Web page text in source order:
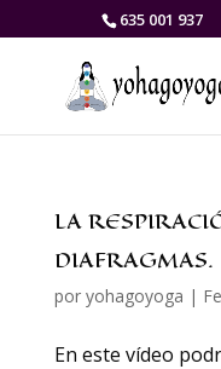
635 001 937
LA
DIAFRAGMAS.
por yohagoyoga |
En este vídeo